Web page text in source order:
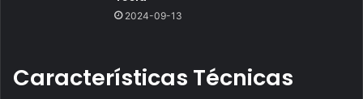
2024-09-13
Características Técnicas